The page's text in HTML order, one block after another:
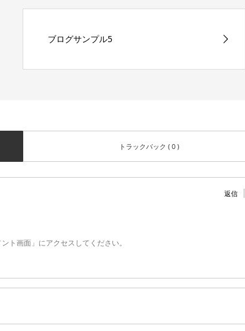
ブログサンプル5
トラックバック ( 0 )
返信
ト画面」にアクセスしてください。